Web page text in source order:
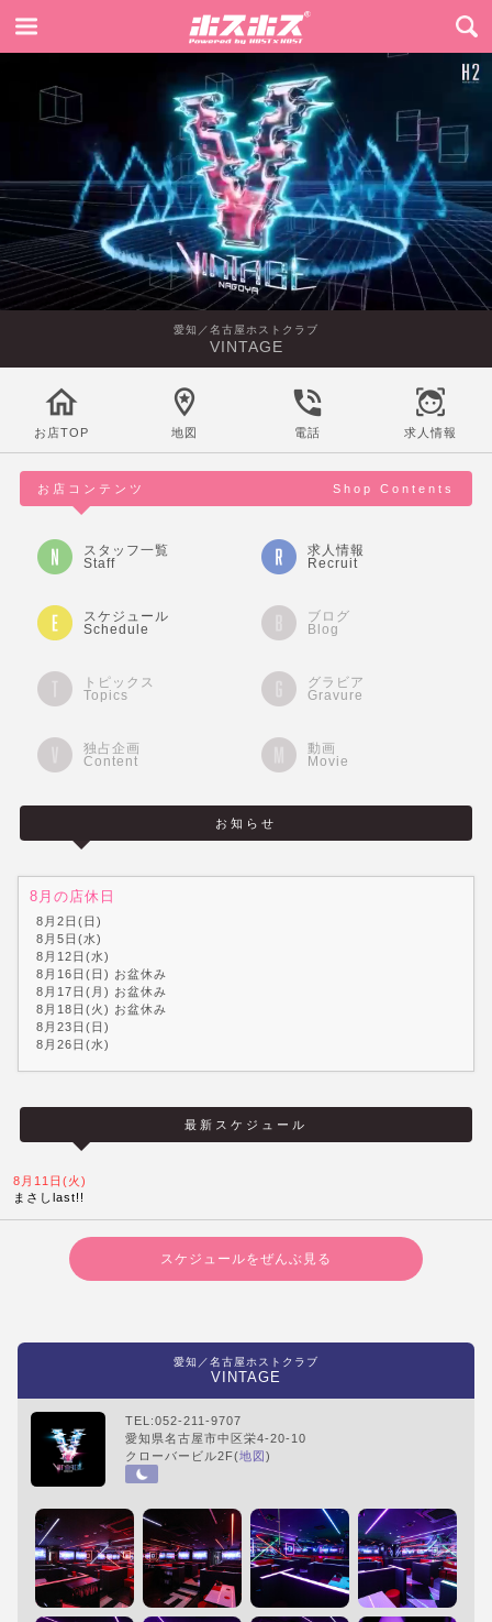
愛知／名古屋ホストクラブ
VINTAGE
お店TOP 地図 電話 求人情報
Shop Contents
お店コンテンツ
スタッフ一覧
Staff
求人情報
Recruit
スケジュール
Schedule
ブログ
Blog
トピックス
Topics
グラビア
Gravure
独占企画
Content
動画
Movie
お知らせ
8月の店休日
8月2日(日)
8月5日(水)
8月12日(水)
8月16日(日) お盆休み
8月17日(月) お盆休み
8月18日(火) お盆休み
8月23日(日)
8月26日(水)
最新スケジュール
8月11日(火)
まさしlast!!
スケジュールをぜんぶ見る
愛知／名古屋ホストクラブ
VINTAGE
TEL:052-211-9707
愛知県名古屋市中区栄4-20-10
クローバービル2F(地図)